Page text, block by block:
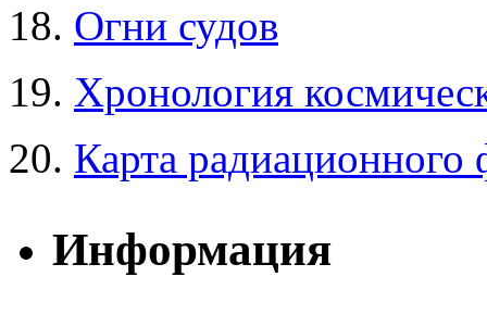
18. Огни судов
19. Хронология
20. Карта радиационного
Информация